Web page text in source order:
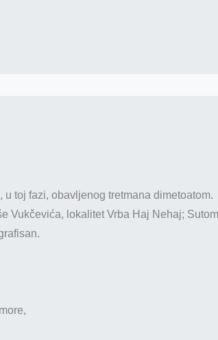
toj fazi, obavljenog tretmana dimetoatom.
Vukčevića, lokalitet Vrba Haj Nehaj;